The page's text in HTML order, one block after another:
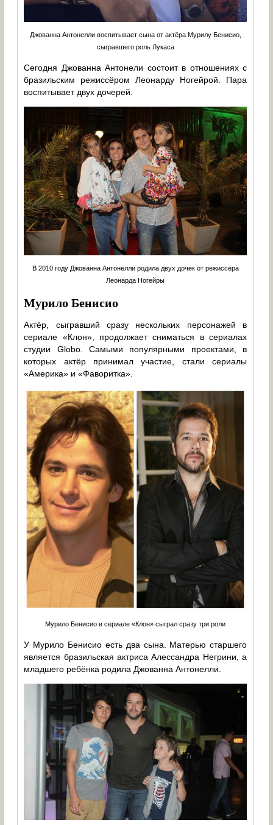
Джованна Антонелли воспитывает сына от актёра Мурилу Бенисио,
сыгравшего роль Лукаса
Сегодня Джованна Антонели состоит в отношениях с
бразильским режиссёром Леонарду Ногейрой. Пара
воспитывает двух дочерей.
В 2010 году Джованна Антонелли родила двух дочек от режиссёра
Леонарда Ногейры
Мурило Бенисио
Актёр, сыгравший сразу нескольких персонажей в
сериале «Клон», продолжает сниматься в сериалах
студии Globo. Самыми популярными проектами, в
которых актёр принимал участие, стали сериалы
«Америка» и «Фаворитка».
Мурило Бенисио в сериале «Клон» сыграл сразу три роли
У Мурило Бенисио есть два сына. Матерью старшего
является бразильская актриса Алессандра Негрини, а
младшего ребёнка родила Джованна Антонелли.